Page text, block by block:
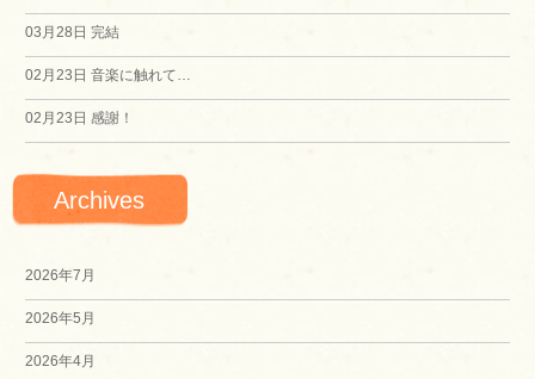
ン
03月28日 完結
02月23日 音楽に触れて…
02月23日 感謝！
Archives
2026年7月
2026年5月
2026年4月